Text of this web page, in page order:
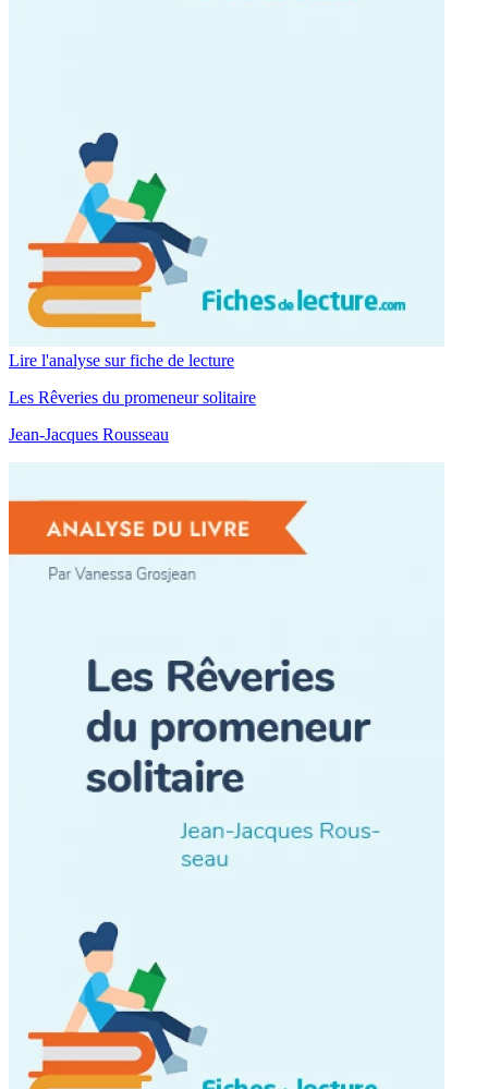
Lire l'analyse sur fiche de lecture
Les Rêveries du promeneur solitaire
Jean-Jacques Rousseau